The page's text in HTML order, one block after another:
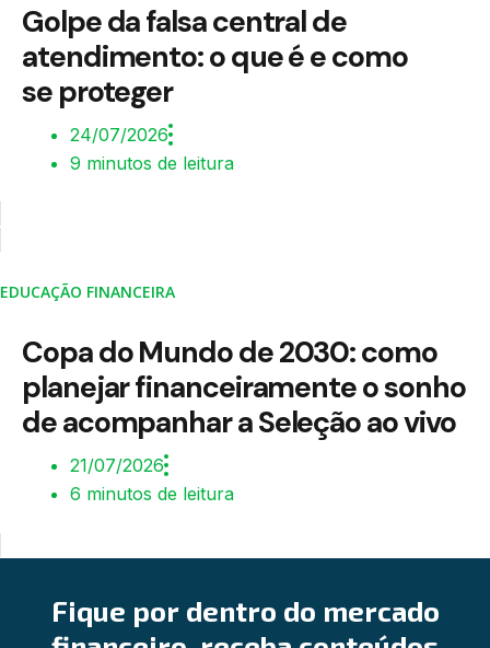
Golpe da falsa central de
atendimento: o que é e como
se proteger
24/07/2026
9 minutos de leitura
EDUCAÇÃO FINANCEIRA
Copa do Mundo de 2030: como
planejar financeiramente o sonho
de acompanhar a Seleção ao vivo
21/07/2026
6 minutos de leitura
Fique por dentro do mercado